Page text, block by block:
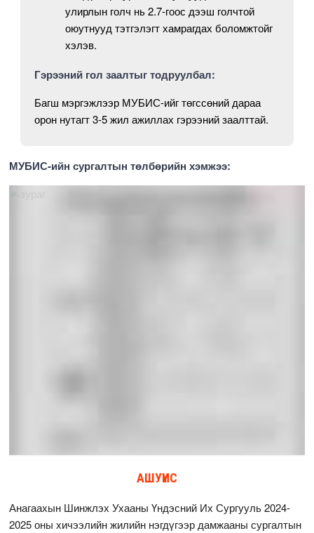
улирлын голч нь 2.7-гоос дээш голчтой
оюутнууд тэтгэлэгт хамрагдах боломжтойг
хэлэв.
Гэрээний гол заалтыг тодруулбал:
Багш мэргэжлээр МУБИС-ийг төгссөний дараа
орон нутагт 3-5 жил ажиллах гэрээний заалттай.
МУБИС-ийн сургалтын төлбөрийн хэмжээ:
АШУҮИС
Анагаахын Шинжлэх Ухааны Үндэсний Их Сургууль 2024-
2025 оны хичээлийн жилийн нэгдүгээр дамжааны сургалтын